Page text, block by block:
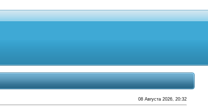
08 Августа 2026, 20:32